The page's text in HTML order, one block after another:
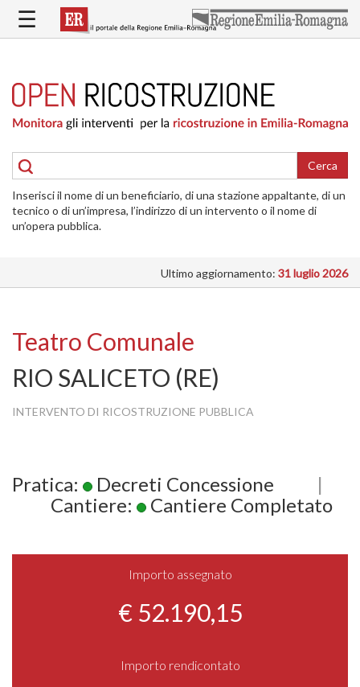
contenuto
RICOSTRUZIONE
PUBBLICA
DELLE
ABITAZIONI
RICOSTRUZIONE
ATTIVITÀ
INTERVENTI
SI
☰
Cerca
Inserisci il nome di un beneficiario, di una stazione appaltante, di un
tecnico o di un’impresa, l’indirizzo di un intervento o il nome di
un’opera pubblica.
Ultimo aggiornamento: 31 luglio 2026
Teatro Comunale
RIO SALICETO (RE)
INTERVENTO DI RICOSTRUZIONE PUBBLICA
Pratica: Decreti Concessione
|
Cantiere:
Cantiere Completato
Importo assegnato
€ 52.190,15
Importo rendicontato